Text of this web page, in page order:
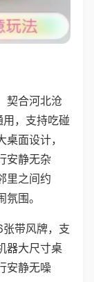
契合河北沧
，支持吃碰
面设计，
安静无杂
里之间约
围。
带风牌，支
器大尺寸桌
安静无噪